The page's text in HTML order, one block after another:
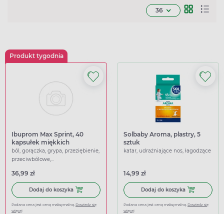
36
Produkt tygodnia
Ibuprom Max Sprint, 40
kapsułek miękkich
ból, gorączka, grypa, przeziębienie,
przeciwbólowe,
36,99 zł
Dodaj do koszyka Dodaj do koszyka Ibuprom Max Sprint, 40 kapsułek
Podana cena jest ceną maksymalną. Dowiedz się
więcej
Solbaby Aroma, plastry, 5
sztuk
katar, udrażniające nos, łagodzące
14,99 zł
Dodaj do koszyka Dodaj do
Podana cena jest ceną maksymalną. Dowiedz się
więcej